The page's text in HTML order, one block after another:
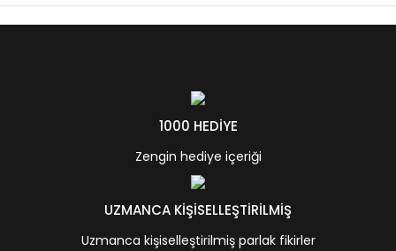
1000 HEDİYE
Zengin hediye içeriği
UZMANCA KİŞİSELLEŞTİRİLMİŞ
Uzmanca kişiselleştirilmiş parlak fikirler